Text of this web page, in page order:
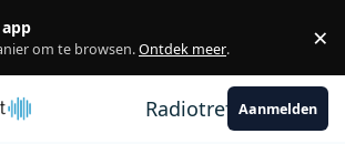
om te browsen.Ontdek meer. ×
RadiotrefpuntAanmelden